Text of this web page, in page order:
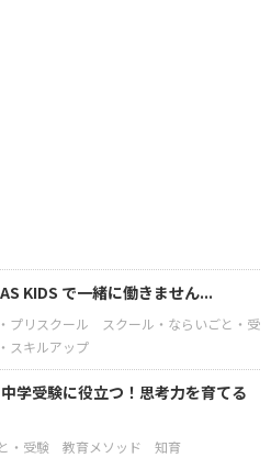
KIDS で一緒に働きません...
プリスクール
スクール・ならいごと・受
スキルアップ
中学受験に役立つ！思考力を育てる
・受験 教育メソッド 知育